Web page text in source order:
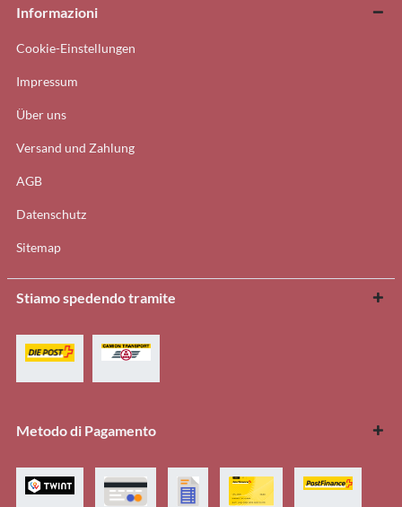
Informazioni
Cookie-Einstellungen
Impressum
Über uns
Versand und Zahlung
AGB
Datenschutz
Sitemap
Stiamo spedendo tramite
Metodo di Pagamento